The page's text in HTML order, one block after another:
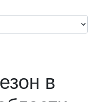
в